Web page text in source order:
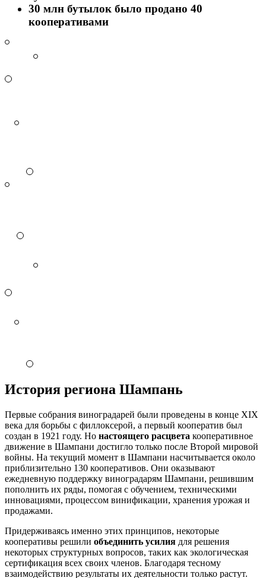
30 млн бутылок было продано 40
кооперативами
История региона Шампань
Первые собрания виноградарей были проведены в конце XIX
века для борьбы с филлоксерой, а первый кооператив был
создан в 1921 году. Но настоящего расцвета кооперативное
движение в Шампани достигло только после Второй мировой
войны. На текущий момент в Шампани насчитывается около
приблизительно 130 кооперативов. Они оказывают
ежедневную поддержку виноградарям Шампани, решившим
пополнить их ряды, помогая с обучением, техническими
инновациями, процессом винификации, хранения урожая и
продажами.
Придерживаясь именно этих принципов, некоторые
кооперативы решили объединить усилия для решения
некоторых структурных вопросов, таких как экологическая
сертификация всех своих членов. Благодаря тесному
взаимодействию результаты их деятельности только растут.